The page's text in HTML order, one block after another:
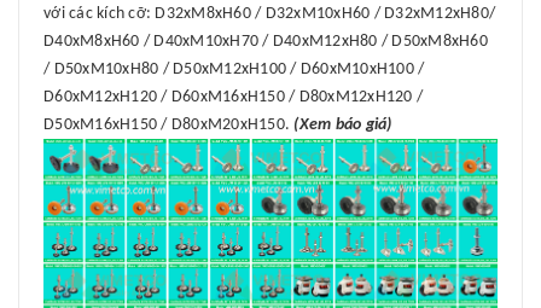
với các kích cỡ: D32xM8xH60 / D32xM10xH60 / D32xM12xH80/
D40xM8xH60 / D40xM10xH70 / D40xM12xH80 / D50xM8xH60
/ D50xM10xH80 / D50xM12xH100 / D60xM10xH100 /
D60xM12xH120 / D60xM16xH150 / D80xM12xH120 /
D50xM16xH150 / D80xM20xH150. (Xem báo giá)